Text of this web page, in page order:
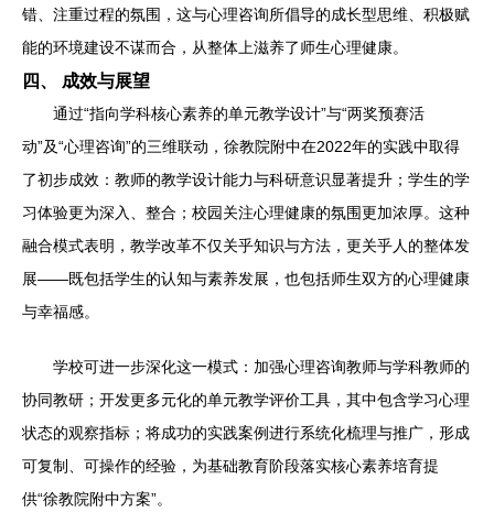
错、注重过程的氛围，这与心理咨询所倡导的成长型思维、积极赋
能的环境建设不谋而合，从整体上滋养了师生心理健康。
四、 成效与展望
通过“指向学科核心素养的单元教学设计”与“两奖预赛活
动”及“心理咨询”的三维联动，徐教院附中在2022年的实践中取得
了初步成效：教师的教学设计能力与科研意识显著提升；学生的学
习体验更为深入、整合；校园关注心理健康的氛围更加浓厚。这种
融合模式表明，教学改革不仅关乎知识与方法，更关乎人的整体发
展——既包括学生的认知与素养发展，也包括师生双方的心理健康
与幸福感。
学校可进一步深化这一模式：加强心理咨询教师与学科教师的
协同教研；开发更多元化的单元教学评价工具，其中包含学习心理
状态的观察指标；将成功的实践案例进行系统化梳理与推广，形成
可复制、可操作的经验，为基础教育阶段落实核心素养培育提
供“徐教院附中方案”。